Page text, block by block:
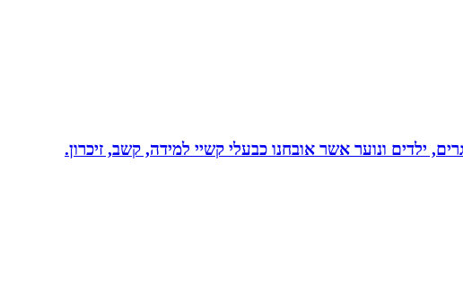
ילדים ונוער אשר אובחנו כבעלי קשיי למידה, קשב, זיכרון.